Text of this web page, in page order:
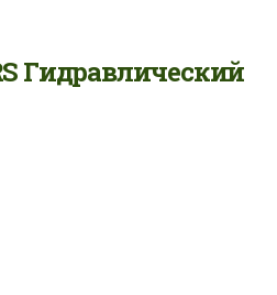
Гидравлический